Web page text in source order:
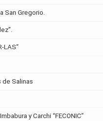
San Gregorio.
LAS”
de Salinas
y Carchi “FECONIC”